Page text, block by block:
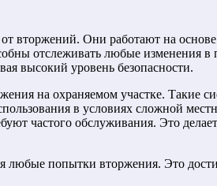
вторжений. Они работают на
отслеживать любые изменения в
высокий уровень безопасности.
на охраняемом участке. Такие
в условиях сложной
частого обслуживания. Это
попытки вторжения. Это